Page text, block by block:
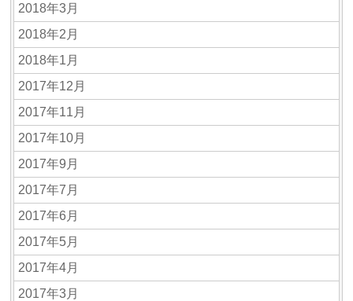
2018年3月
2018年2月
2018年1月
2017年12月
2017年11月
2017年10月
2017年9月
2017年7月
2017年6月
2017年5月
2017年4月
2017年3月